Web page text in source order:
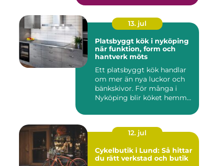
13. jul
Platsbyggt kök i nyköping
när funktion, form och
hantverk möts
Ett platsbyggt kök handlar
om mer än nya luckor och
bänkskivor. För många i
Nyköping blir köket hemm...
12. jul
Cykelbutik i Lund: Så hittar
du rätt verkstad och butik